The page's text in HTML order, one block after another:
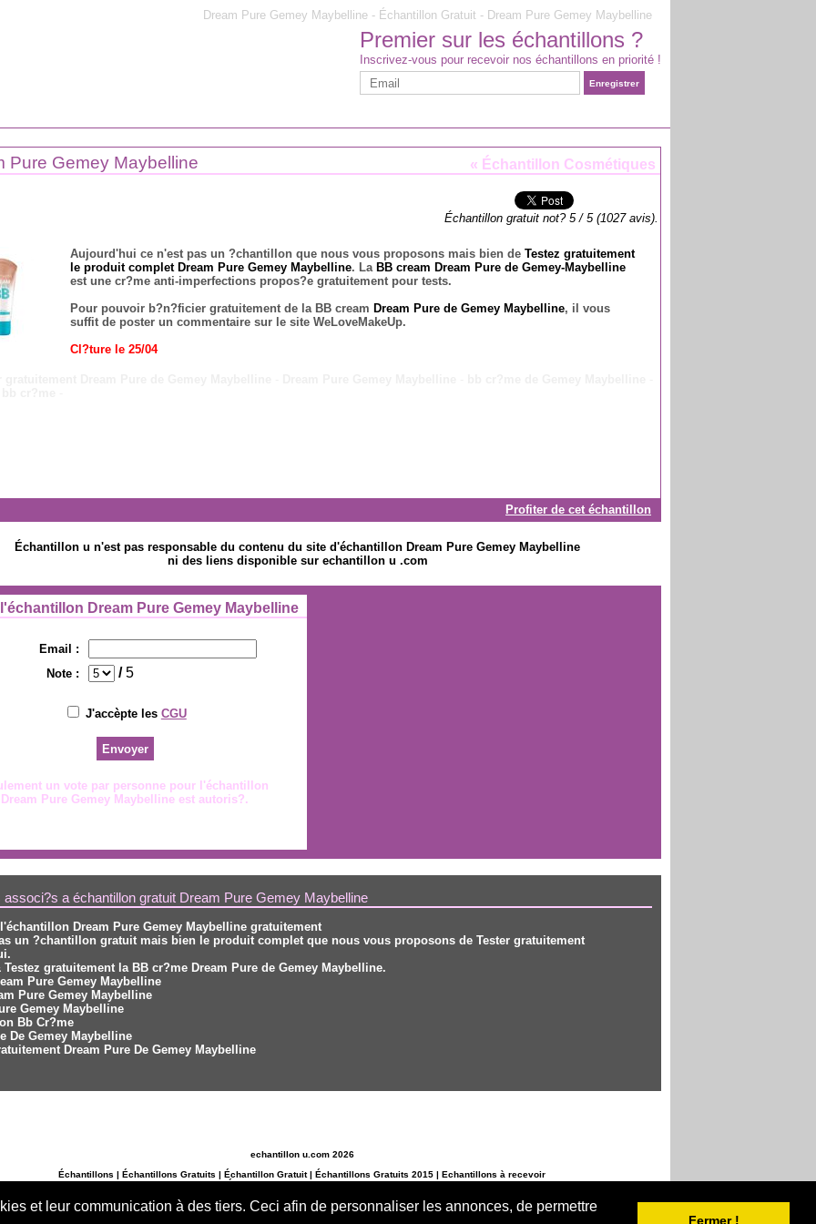
et leur communication à des tiers. Ceci afin de personnaliser les annonces, de permettre
Fermer !
Dream Pure Gemey Maybelline - Échantillon Gratuit - Dream Pure Gemey Maybelline
Premier sur les échantillons ?
Inscrivez-vous pour recevoir nos échantillons en priorité !
« Échantillon Cosmétiques
Pure Gemey Maybelline
Échantillon gratuit not? 5/ 5(1027avis).
Aujourd'hui ce n'est pas un ?chantillon que nous vous proposons mais bien deTestez gratuitement
le produit complet Dream Pure Gemey Maybelline. La BB cream Dream Pure de Gemey-Maybelline
est une cr?me anti-imperfections propos?e gratuitement pour tests.
Pour pouvoir b?n?ficier gratuitement de la BB cream Dream Pure de Gemey Maybelline, il vous
suffit de poster un commentaire sur le site WeLoveMakeUp.
Cl?ture le 25/04
Profiter de cet échantillon
Échantillon u n'est pas responsable du contenu du site d'échantillon Dream Pure Gemey Maybelline
ni des liens disponible sur echantillon u .com
Dream Pure Gemey Maybelline
Email :
Note :
/5
J'accèpte les CGU
un vote par personne pour l'échantillon
Dream Pure Gemey Maybelline est autoris?.
associ?s a échantillon gratuit Dream Pure Gemey Maybelline
Dream Pure Gemey Maybelline gratuitement
un ?chantillon gratuit mais bien le produit complet que nous vous proposons de Tester gratuitement
Testez gratuitement la BB cr?me Dream Pure de Gemey Maybelline.
Pure Gemey Maybelline
Pure Gemey Maybelline
Gemey Maybelline
Bb Cr?me
De Gemey Maybelline
Dream Pure De Gemey Maybelline
echantillon u.com 2026
Échantillons | Échantillons Gratuits | Échantillon Gratuit| Échantillons Gratuits 2015 | Echantillons à recevoir
Échantillons gratuits alimentaires
Bons de réduction-Bons Plans